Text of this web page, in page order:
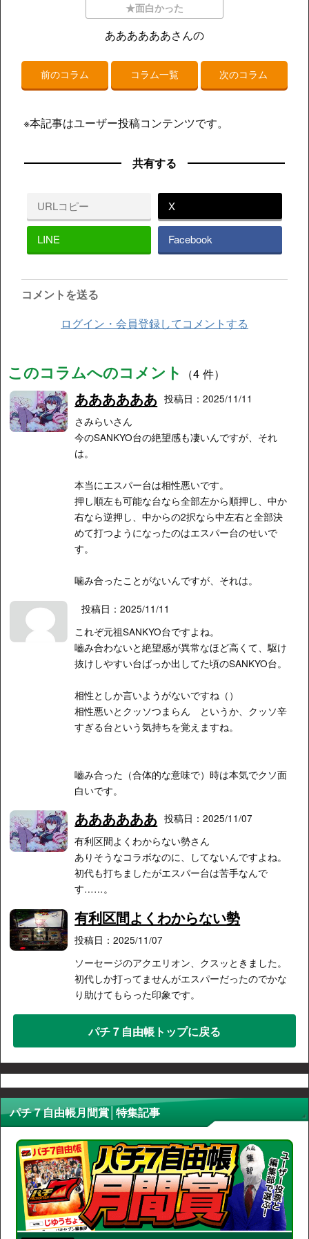
★面白かった
ああああああさんの
前のコラム コラム一覧 次のコラム
※本記事はユーザー投稿コンテンツです。
共有する
URLコピー X
LINE Facebook
コメントを送る
ログイン・会員登録してコメントする
このコラムへのコメント （4 件）
ああああああ 投稿日：2025/11/11
さみらいさん
今のSANKYO台の絶望感も凄いんですが、それ
は。
本当にエスパー台は相性悪いです。
押し順左も可能な台なら全部左から順押し、中か
右なら逆押し、中からの2択なら中左右と全部決
めて打つようになったのはエスパー台のせいで
す。
噛み合ったことがないんですが、それは。
投稿日：2025/11/11
これぞ元祖SANKYO台ですよね。
嚙み合わないと絶望感が異常なほど高くて、駆け
抜けしやすい台ばっか出してた頃のSANKYO台。
相性としか言いようがないですね（）
相性悪いとクッソつまらん というか、クッソ辛
すぎる台という気持ちを覚えますね。
嚙み合った（合体的な意味で）時は本気でクソ面
白いです。
ああああああ 投稿日：2025/11/07
有利区間よくわからない勢さん
ありそうなコラボなのに、してないんですよね。
初代も打ちましたがエスパー台は苦手なんで
す……。
有利区間よくわからない勢
投稿日：2025/11/07
ソーセージのアクエリオン、クスッときました。
初代しか打ってませんがエスパーだったのでかな
り助けてもらった印象です。
パチ７自由帳トップに戻る
パチ７自由帳月間賞│特集記事